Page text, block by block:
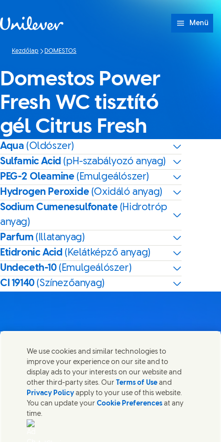
Menü
Kezdőlap DOMESTOS
Domestos Power
Fresh WC tisztító
gél Citrus Fresh
Aqua (Oldószer)
Sulfamic Acid (pH-szabályozó anyag)
PEG-2 Oleamine (Emulgeálószer)
Hydrogen Peroxide (Oxidáló anyag)
Sodium Cumenesulfonate (Hidrotróp
anyag)
Parfum (Illatanyag)
Etidronic Acid (Kelátképző anyag)
Undeceth-10 (Emulgeálószer)
CI 19140 (Színezőanyag)
Megosztom ezt az oldalt
Share this page on Facebook
Share this page on X
Share this page on
Share this page
Lépj velünk kapcsolatba
Lépjen kapcsolatba az Unileverrel és a szakértői
csapatokkal, illetve tekintse meg az Unilever
elérhetőségeit szerte a világban.
Lépj velünk kapcsolatba
We use cookies and similar technologies to
improve your experience on our site and to
display ads to your interests on our website and
other third-party sites. Our Terms of Use and
Privacy Policy apply to your use of this website.
You can update yourCookie Preferences at any
time.